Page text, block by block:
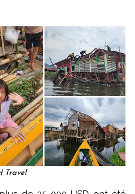
Travel